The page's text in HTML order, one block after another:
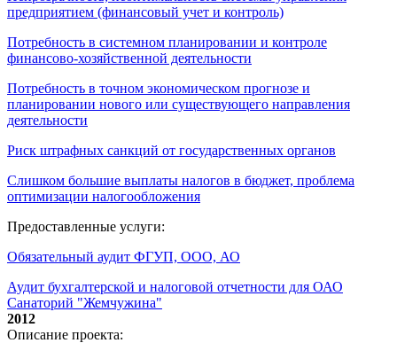
предприятием (финансовый учет и контроль)
Потребность в системном планировании и контроле
финансово-хозяйственной деятельности
Потребность в точном экономическом прогнозе и
планировании нового или существующего направления
деятельности
Риск штрафных санкций от государственных органов
Слишком большие выплаты налогов в бюджет, проблема
оптимизации налогообложения
Предоставленные услуги:
Обязательный аудит ФГУП, ООО, АО
Аудит бухгалтерской и налоговой отчетности для ОАО
Санаторий "Жемчужина"
2012
Описание проекта: